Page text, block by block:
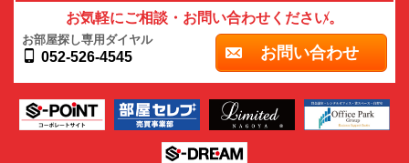
お気軽にご相談・お問い合わせください。
お部屋探し専用ダイヤル
052-526-4545 お問い合わせ